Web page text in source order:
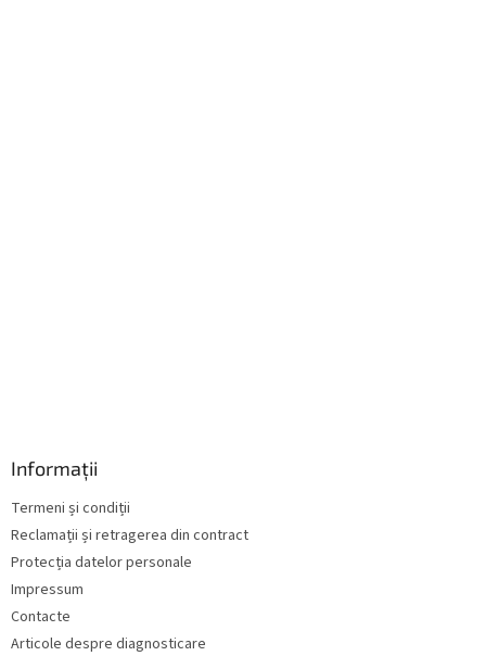
Informații
Termeni și condiții
Reclamații și retragerea din contract
Protecția datelor personale
Impressum
Contacte
Articole despre diagnosticare